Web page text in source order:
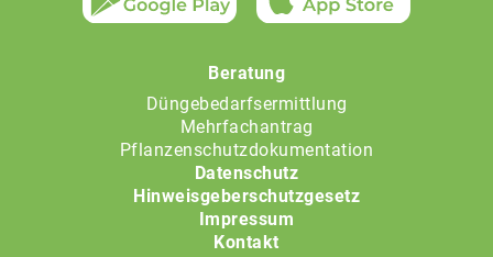
Beratung
Düngebedarfsermittlung
Mehrfachantrag
Pflanzenschutzdokumentation
Datenschutz
Hinweisgeberschutzgesetz
Impressum
Kontakt